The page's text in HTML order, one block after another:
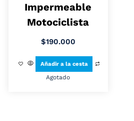
Impermeable
Motociclista
$190.000
Añadir a la cesta
Agotado